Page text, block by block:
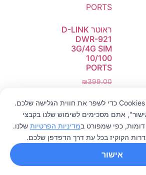
ראוטר D-LINK
DWR-921
3G/4G SIM
10/100
PORTS
₪399.00
הוספה לסל
0
אנו משתמשים בקבצי Cookies כדי לשפר את חווית הגלישה שלכם.
אתם מסכימים לשימוש שלנו בקבצי
מדיניות הפרטיות שלנו.
הקוקיז בכל עת דרך הדפדפן שלכם.
אישור